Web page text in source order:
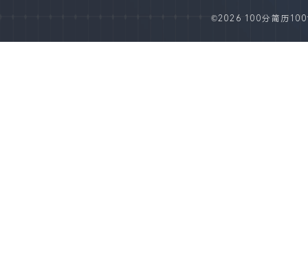
©2026 100分简历